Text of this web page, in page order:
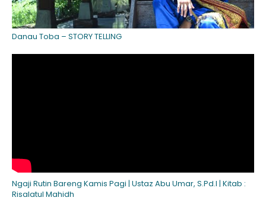
Danau Toba – STORY TELLING
Ngaji Rutin Bareng Kamis Pagi | Ustaz Abu Umar, S.Pd.I | Kitab :
Risalatul Mahidh